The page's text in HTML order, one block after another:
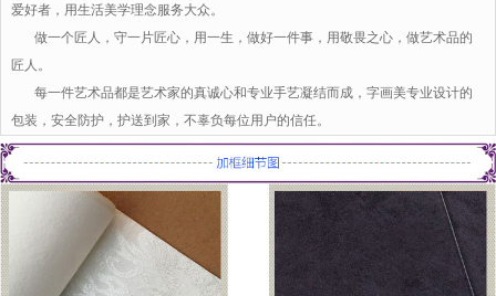
爱好者，用生活美学理念服务大众。
做一个匠人，守一片匠心，用一生，做好一件事，用敬畏之心，做艺术品的
匠人。
每一件艺术品都是艺术家的真诚心和专业手艺凝结而成，字画美专业设计的
包装，安全防护，护送到家，不辜负每位用户的信任。